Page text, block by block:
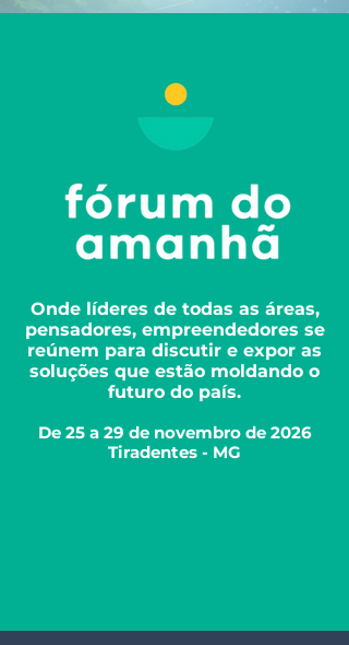
Onde líderes de todas as áreas,
pensadores, empreendedores se
reúnem para discutir e expor as
soluções que estão moldando o
futuro do país.
De 25 a 29 de novembro de 2026
Tiradentes - MG